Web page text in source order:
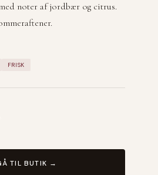
noter af jordbær og citrus.
FRISK
TIL BUTIK →